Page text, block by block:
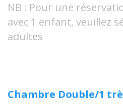
NB : Pour une
avec 1 enfant, veuillez
adultes
Chambre Double/1